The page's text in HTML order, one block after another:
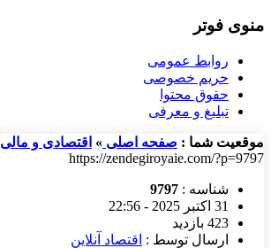
منوی فوتر
روابط عمومی
حریم خصوصی
حقوق محتوا
تبلیغ و معرفی
موقعیت شما : صفحه اصلی » اقتصادی و مالی
https://zendegiroyaie.com/?p=9797
شناسه : 9797
31 اکتبر 2025 - 22:56
423 بازدید
ارسال توسط : اقتصاد آنلاین